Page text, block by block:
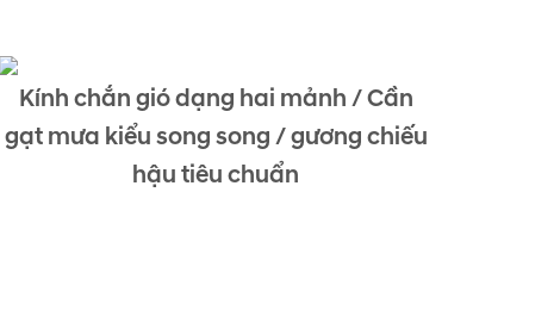
Kính chắn gió dạng hai mảnh / Cần
gạt mưa kiểu song song / gương chiếu
hậu tiêu chuẩn